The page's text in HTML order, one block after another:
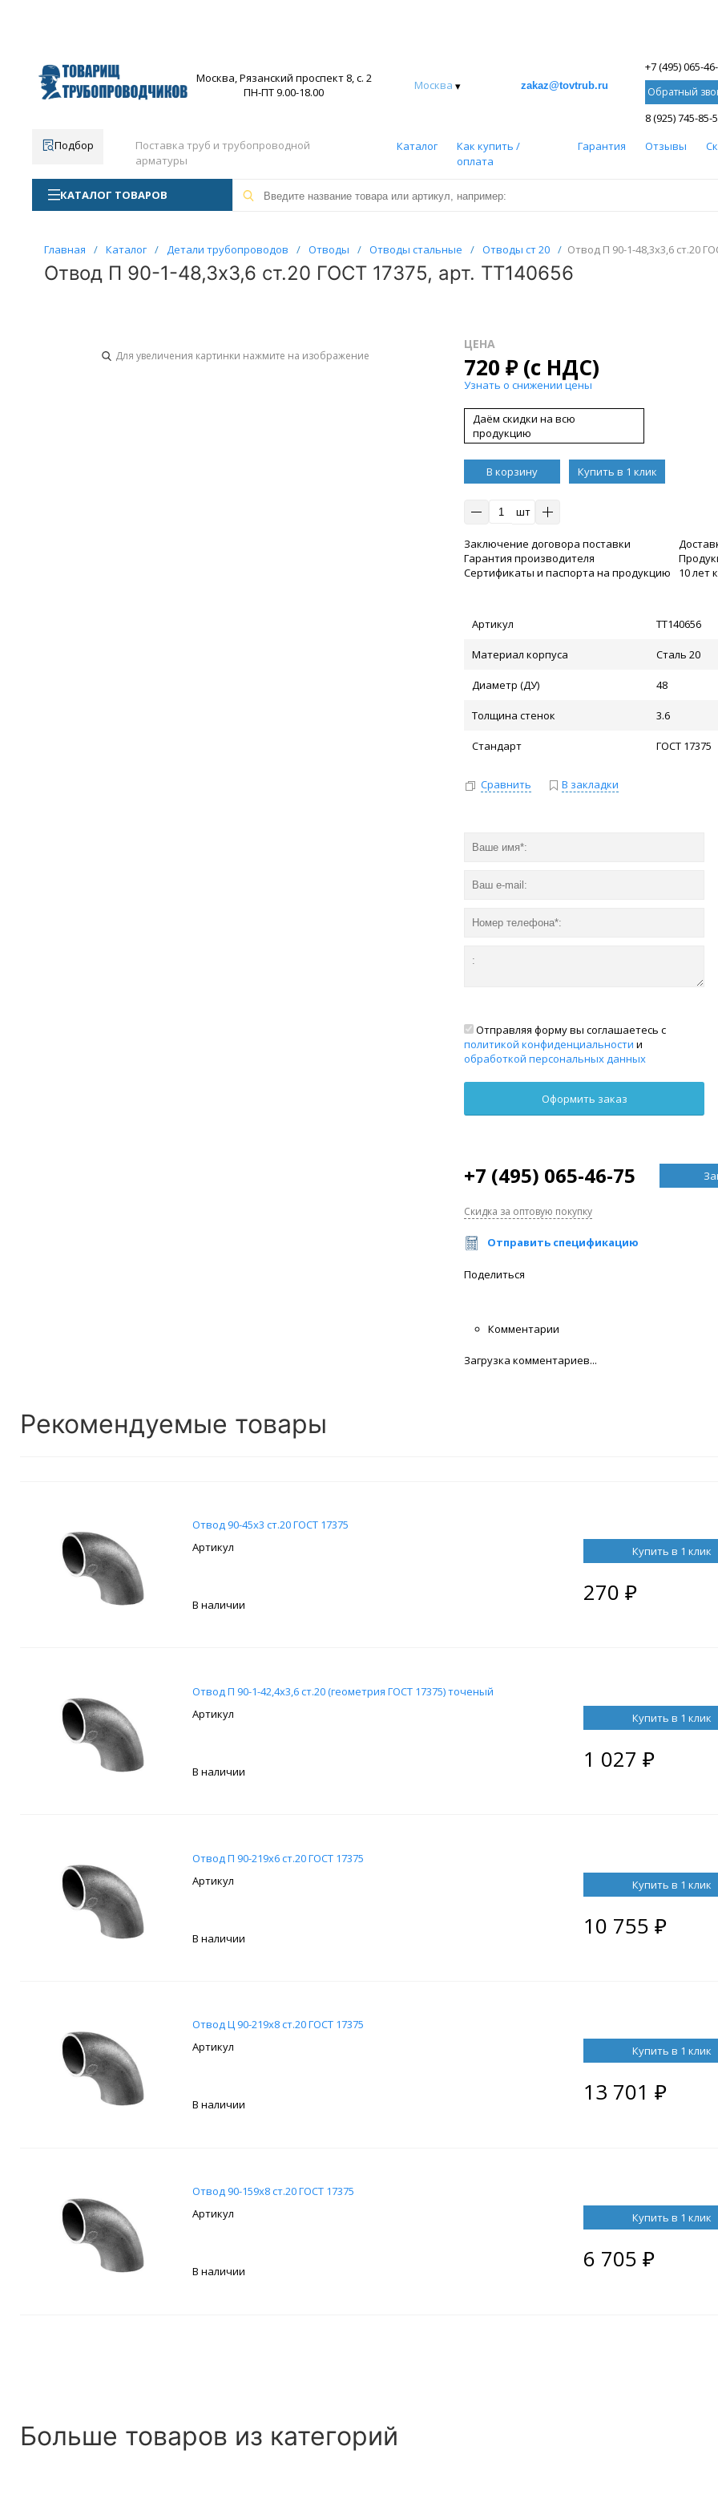
Москва, Рязанский проспект 8, с. 2
ПН-ПТ 9.00-18.00
Москва ▾ zakaz@tovtrub.ru
+7 (495) 065-
Обратный
8 (925) 745-85-
Подбор
Поставка труб и трубопроводной
арматуры
Каталог
Как купить /
оплата
Гарантия Отзывы
КАТАЛОГ ТОВАРОВ
Главная / Каталог / Детали трубопроводов / Отводы / Отводы стальные / Отводы ст 20 / Отвод П 90-1-48,3х3,6 ст.20
Отвод П 90-1-48,3х3,6 ст.20 ГОСТ 17375, арт. ТТ140656
Для увеличения картинки нажмите на изображение
ЦЕНА
720₽(с НДС)
Узнать о снижении цены
Даём скидки на всю
продукцию
В корзину Купить в 1 клик
шт
Заключение договора поставки
Гарантия производителя
Сертификаты и паспорта на продукцию
10 лет
Артикул ТТ140656
Материал корпуса Сталь 20
Диаметр (ДУ) 48
Толщина стенок 3.6
Стандарт ГОСТ 17375
Сравнить В закладки
Отправляя форму вы соглашаетесь с
политикой конфиденциальности и
обработкой персональных данных
+7 (495) 065-46-75
Скидка за оптовую покупку
Отправить спецификацию
Поделиться
Комментарии
Загрузка комментариев...
Рекомендуемые товары
Отвод 90-45х3 ст.20 ГОСТ 17375
В наличии
Купить в 1 клик
270₽
Отвод П 90-1-42,4х3,6 ст.20 (геометрия ГОСТ 17375) точеный
В наличии
Купить в 1 клик
1 027₽
Отвод П 90-219х6 ст.20 ГОСТ 17375
В наличии
Купить в 1 клик
10 755₽
Отвод Ц 90-219х8 ст.20 ГОСТ 17375
В наличии
Купить в 1 клик
13 701₽
Отвод 90-159х8 ст.20 ГОСТ 17375
В наличии
Купить в 1 клик
6 705₽
Больше товаров из категорий